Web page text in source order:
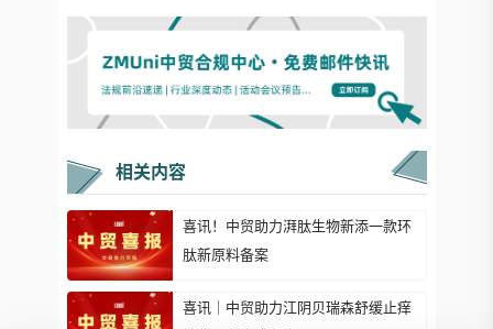
相关内容
喜讯！中贸助力湃肽生物新添一款环
肽新原料备案
喜讯｜中贸助力江阴贝瑞森舒缓止痒